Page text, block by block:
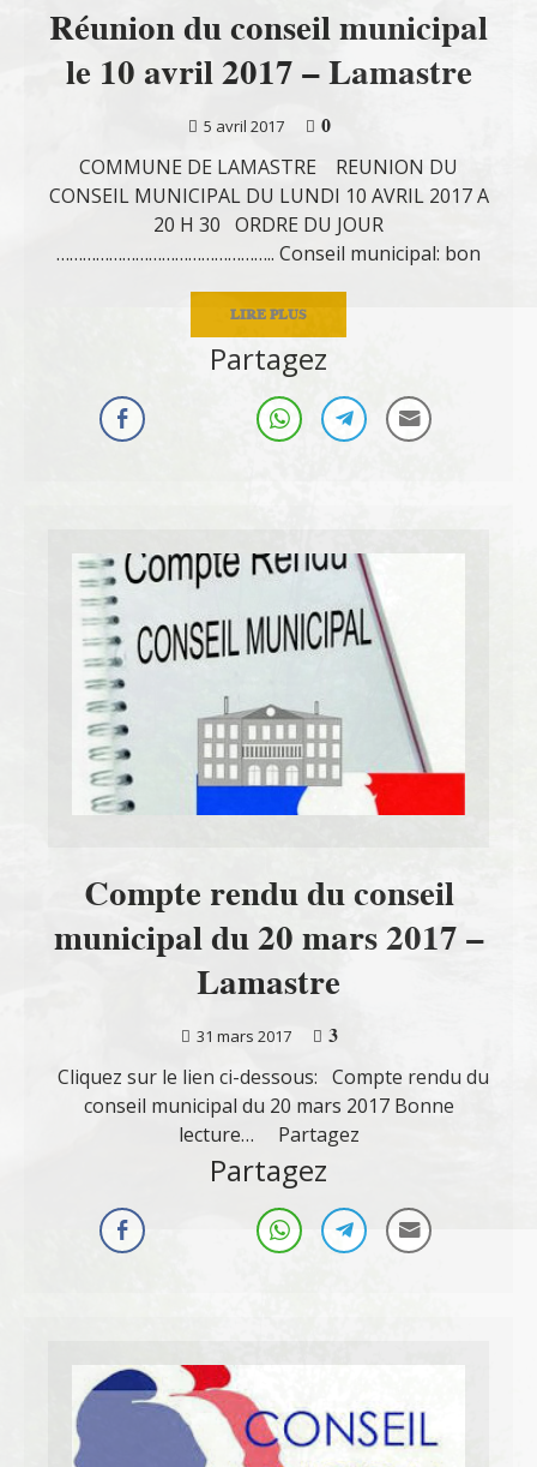
Réunion du conseil municipal
le 10 avril 2017 – Lamastre
5 avril 2017
0
COMMUNE DE LAMASTRE REUNION DU
CONSEIL MUNICIPAL DU LUNDI 10 AVRIL 2017 A
20 H 30 ORDRE DU JOUR
………………………………………….. Conseil municipal: bon
LIRE PLUS
Partagez
Compte rendu du conseil
municipal du 20 mars 2017 –
Lamastre
31 mars 2017
3
Cliquez sur le lien ci-dessous: Compte rendu du
conseil municipal du 20 mars 2017 Bonne
lecture… Partagez
Partagez